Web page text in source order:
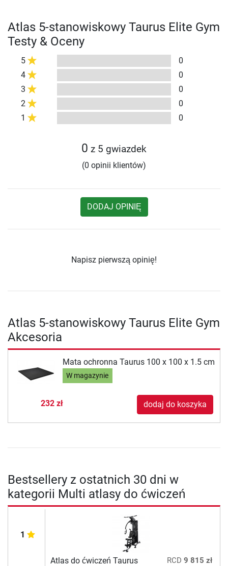
Atlas 5-stanowiskowy Taurus Elite Gym
Testy & Oceny
5
0
4
0
3
0
2
0
1
0
0 z 5 gwiazdek
(0 opinii klientów)
DODAJ OPINIĘ
Napisz pierwszą opinię!
Atlas 5-stanowiskowy Taurus Elite Gym
Akcesoria
Mata ochronna Taurus 100 x 100 x 1.5 cm
W magazynie
232 zł dodaj do koszyka
Bestsellery z ostatnich 30 dni w
kategorii Multi atlasy do ćwiczeń
1
Atlas do ćwiczeń Taurus
RCD 9 815 zł